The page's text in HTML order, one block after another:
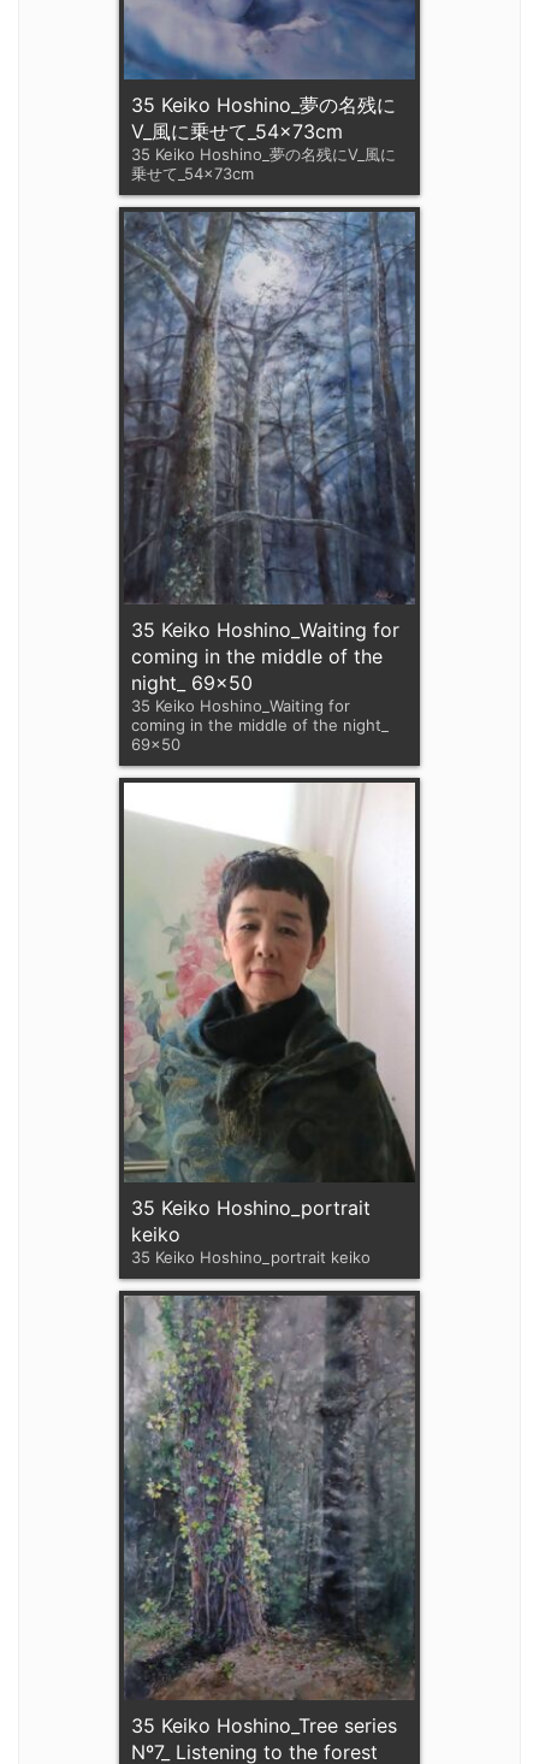
35 Keiko Hoshino_夢の名残に
V_風に乗せて_54x73cm
35 Keiko Hoshino_夢の名残にV_風に
乗せて_54x73cm
35 Keiko Hoshino_Waiting for
coming in the middle of the
night_ 69x50
35 Keiko Hoshino_Waiting for
coming in the middle of the night_
69x50
35 Keiko Hoshino_portrait
keiko
35 Keiko Hoshino_portrait keiko
35 Keiko Hoshino_Tree series
Nº7_ Listening to the forest